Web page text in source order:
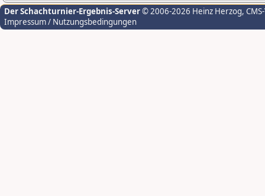
Der Schachturnier-Ergebnis-Server© 2006-2026 Heinz Herzog,
Impressum / Nutzungsbedingungen